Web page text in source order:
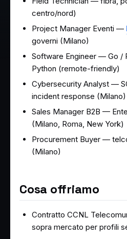
centro/nord)
Project Manager Eventi —
governi (Milano)
Software Engineer — Go /
Python (remote-friendly)
Cybersecurity Analyst —
incident response (Milano)
Sales Manager B2B —
(Milano, Roma, New York)
Procurement Buyer —
(Milano)
Cosa offriamo
Contratto CCNL
sopra mercato per profili